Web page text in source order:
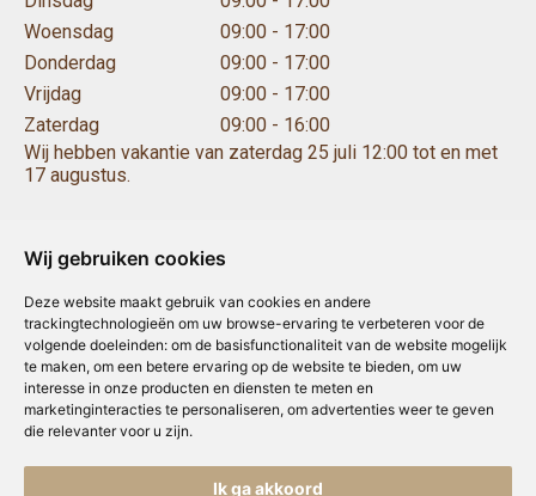
Wij gebruiken cookies
Deze website maakt gebruik van cookies en andere
trackingtechnologieën om uw browse-ervaring te verbeteren voor de
volgende doeleinden: om de basisfunctionaliteit van de website mogelijk
te maken, om een betere ervaring op de website te bieden, om uw
interesse in onze producten en diensten te meten en
marketinginteracties te personaliseren, om advertenties weer te geven
die relevanter voor u zijn.
Ik ga akkoord
Woensdag
09:00 - 17:00
Donderdag
09:00 - 17:00
Vrijdag
09:00 - 17:00
Zaterdag
09:00 - 16:00
Wij hebben vakantie van zaterdag 25 juli 12:00 tot en met
17 augustus.